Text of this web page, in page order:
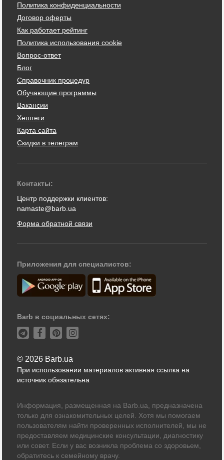
Политика конфиденциальности
Договор оферты
Как работает рейтинг
Политика использования cookie
Вопрос-ответ
Блог
Справочник процедур
Обучающие программы
Вакансии
Хештеги
Карта сайта
Скидки в телеграм
Контакты:
Центр поддержки клиентов:
namaste@barb.ua
Форма обратной связи
Приложения для специалистов:
Barb в социальных сетях:
© 2026 Barb.ua
При использовании материалов активная ссылка на
источник обязательна
Информация, размещенная на Barb.ua, предназначена
только для ознакомительных целей. Хотя мы помогаем
пользователям найти проверенных исполнителей, мы не
предоставляем медицинские консультации, диагностику
или совет. Если у вас возникла проблема со здоровьем,
обратитесь к семейному врачу.